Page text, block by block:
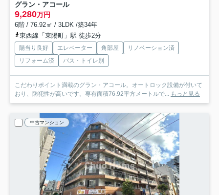
グラン・アコール
9,280万円
6階 / 76.92㎡ / 3LDK /築34年
東西線「東陽町」駅 徒歩2分
陽当り良好 エレベーター 角部屋
リノベーション済
リフォーム済
バス・トイレ別
こだわりポイント満載のグラン・アコール。オートロック設備が付いて
おり、防犯性が高いです。専有面積76.92平方メートルで... もっと見る
中古マンション